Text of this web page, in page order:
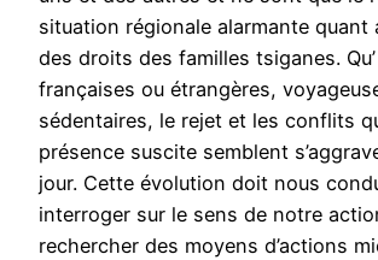
situation régionale alarmante quant
des droits des familles tsiganes.
françaises ou étrangères,
sédentaires, le rejet et les conflits
présence suscite semblent
jour. Cette évolution doit nous
interroger sur le sens de notre
rechercher des moyens d’actions